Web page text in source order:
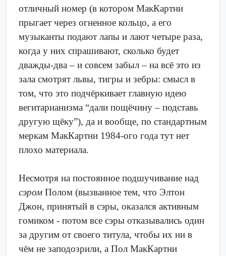
отличный номер (в котором МакКартни
прыгает через огненное кольцо, а его
музыканты подают лапы и лают четыре раза,
когда у них спрашивают, сколько будет
дважды-два – и совсем забыл – на всё это из
зала смотрят львы, тигры и зебры: смысл в
том, что это подчёркивает главную идею
вегитарианизма “дали пощёчину – подставь
другую щёку”), да и вообще, по стандартным
меркам МакКартни 1984-ого года тут нет
плохо материала.
Несмотря на постоянное подшучивание над
сэром Полом (вызванное тем, что Элтон
Джон, принятый в сэры, оказался активным
гомиком - потом все сэры отказывались один
за другим от своего титула, чтобы их ни в
чём не заподозрили, а Пол МакКартни